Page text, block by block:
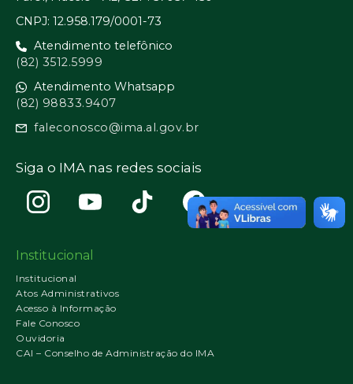
CNPJ: 12.958.179/0001-73
Atendimento telefônico
(82) 3512.5999
Atendimento Whatsapp
(82) 98833.9407
faleconosco@ima.al.gov.br
Siga o IMA nas redes sociais
Institucional
Institucional
Atos Administrativos
Acesso à Informação
Fale Conosco
Ouvidoria
CAI – Conselho de Administração do IMA